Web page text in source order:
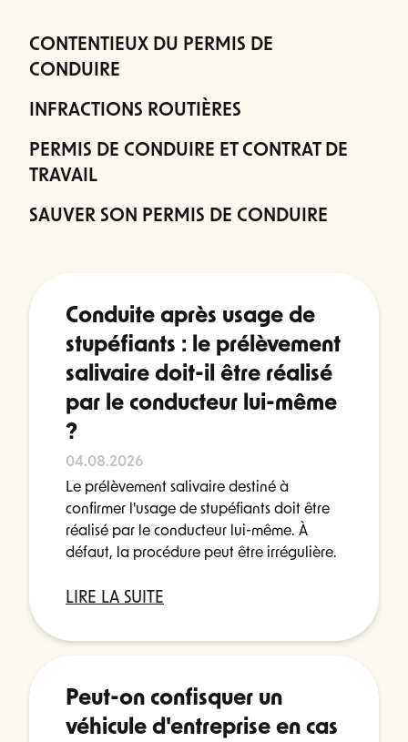
CONTENTIEUX DU PERMIS DE
CONDUIRE
INFRACTIONS ROUTIÈRES
PERMIS DE CONDUIRE ET CONTRAT DE
TRAVAIL
SAUVER SON PERMIS DE CONDUIRE
Conduite après usage de
stupéfiants : le prélèvement
salivaire doit-il être réalisé
par le conducteur lui-même
?
04.08.2026
Le prélèvement salivaire destiné à
confirmer l'usage de stupéfiants doit être
réalisé par le conducteur lui-même. À
défaut, la procédure peut être irrégulière.
LIRE LA SUITE
Peut-on confisquer un
véhicule d'entreprise en cas